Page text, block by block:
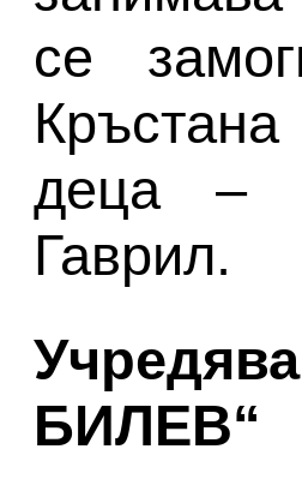
се
деца –
Гаврил.
БИЛЕВ“